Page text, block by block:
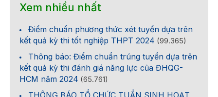
Xem nhiều nhất
Điểm chuẩn phương thức xét tuyển dựa trên
kết quả kỳ thi tốt nghiệp THPT 2024 (99.365)
Thông báo: Điểm chuẩn trúng tuyển dựa trên
kết quả kỳ thi đánh giá năng lực của ĐHQG-
HCM năm 2024 (65.761)
THÔNG BÁO TỔ CHỨC TUẦN SINH HOẠT